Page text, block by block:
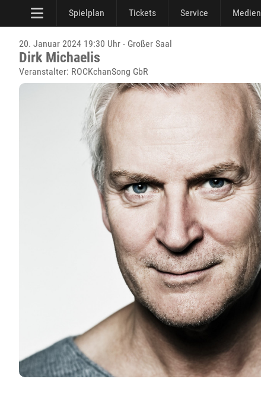
Spielplan Tickets Service Medien
20. Januar 2024 19:30 Uhr - Großer Saal
Dirk Michaelis
Veranstalter: ROCKchanSong GbR